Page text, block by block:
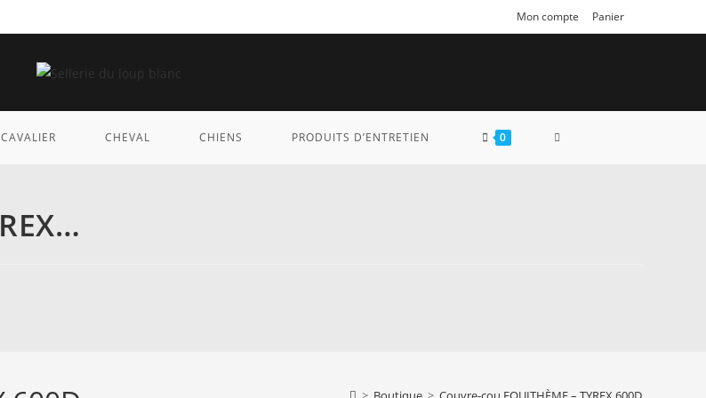
Mon compte Panier
CAVALIER CHEVAL CHIENS PRODUITS D’ENTRETIEN 0 TOGGLE